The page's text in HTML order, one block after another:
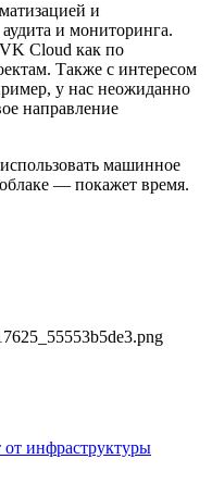
и
и мониторинга.
Cloud как по
Также с интересом
у нас неожиданно
направление
машинное
— покажет время.
от инфраструктуры